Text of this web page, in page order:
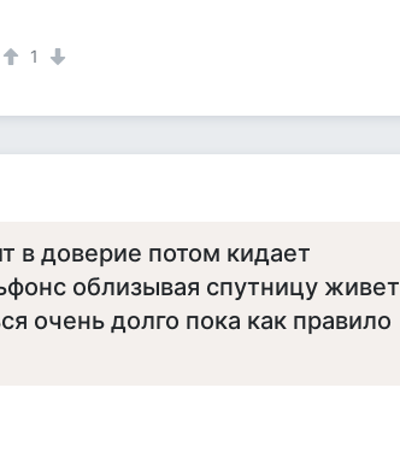
1
в доверие потом кидает
облизывая спутницу живет
очень долго пока как правило